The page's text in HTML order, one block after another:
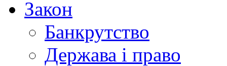
Закон
Банкрутство
Держава і право